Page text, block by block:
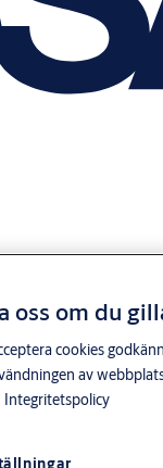
oss om du
cookies
av
Integritetspolicy